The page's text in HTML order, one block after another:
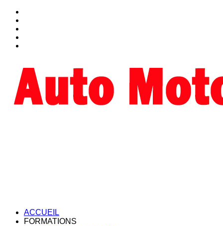
ACCUEIL
FORMATIONS